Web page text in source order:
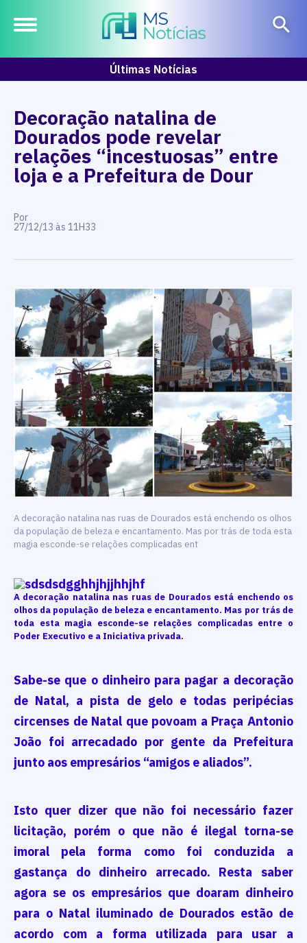
Últimas Notícias
Decoração natalina de
Dourados pode revelar
relações “incestuosas” entre
loja e a Prefeitura de Dour
Por
27/12/13 às 11H33
A decoração natalina nas ruas de Dourados está enchendo os olhos
da população de beleza e encantamento. Mas por trás de toda esta
magia esconde-se relações complicadas ent
A decoração natalina nas ruas de Dourados está enchendo os
olhos da população de beleza e encantamento. Mas por trás de
toda esta magia esconde-se relações complicadas entre o
Poder Executivo e a Iniciativa privada.
Sabe-se que o dinheiro para pagar a decoração
de Natal, a pista de gelo e todas peripécias
circenses de Natal que povoam a Praça Antonio
João foi arrecadado por gente da Prefeitura
junto aos empresários “amigos e aliados”.
Isto quer dizer que não foi necessário fazer
licitação, porém o que não é ilegal torna-se
imoral pela forma como foi conduzida a
gastança do dinheiro arrecado. Resta saber
agora se os empresários que doaram dinheiro
para o Natal iluminado de Dourados estão de
acordo com a forma utilizada para usar a